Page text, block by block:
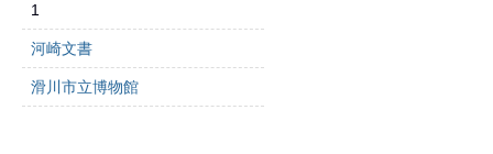
1
河崎文書
滑川市立博物館